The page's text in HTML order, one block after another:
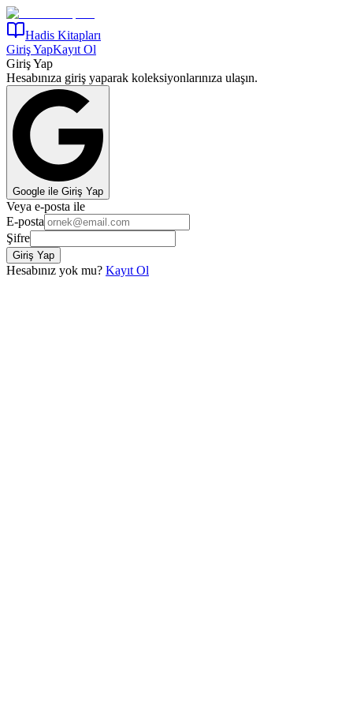
Hadis Kitapları
Giriş YapKayıt Ol
Giriş Yap
Hesabınıza giriş yaparak koleksiyonlarınıza ulaşın.
Google ile Giriş Yap
Veya e-posta ile
E-posta
Şifre
Giriş Yap
Hesabınız yok mu? Kayıt Ol